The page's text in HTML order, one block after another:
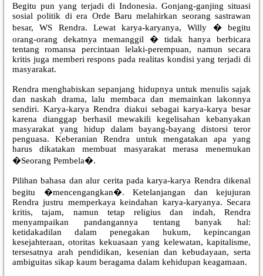
Begitu pun yang terjadi di Indonesia. Gonjang-ganjing situasi
sosial politik di era Orde Baru melahirkan seorang sastrawan
besar, WS Rendra. Lewat karya-karyanya, Willy � begitu
orang-orang dekatnya memanggil � tidak hanya berbicara
tentang romansa percintaan lelaki-perempuan, namun secara
kritis juga memberi respons pada realitas kondisi yang terjadi di
masyarakat.
Rendra menghabiskan sepanjang hidupnya untuk menulis sajak
dan naskah drama, lalu membaca dan memainkan lakonnya
sendiri. Karya-karya Rendra diakui sebagai karya-karya besar
karena dianggap berhasil mewakili kegelisahan kebanyakan
masyarakat yang hidup dalam bayang-bayang distorsi teror
penguasa. Keberanian Rendra untuk mengatakan apa yang
harus dikatakan membuat masyarakat merasa menemukan
�Seorang Pembela�.
Pilihan bahasa dan alur cerita pada karya-karya Rendra dikenal
begitu �mencengangkan�. Ketelanjangan dan kejujuran
Rendra justru memperkaya keindahan karya-karyanya. Secara
kritis, tajam, namun tetap religius dan indah, Rendra
menyampaikan pandangannya tentang banyak hal:
ketidakadilan dalam penegakan hukum, kepincangan
kesejahteraan, otoritas kekuasaan yang kelewatan, kapitalisme,
tersesatnya arah pendidikan, kesenian dan kebudayaan, serta
ambiguitas sikap kaum beragama dalam kehidupan keagamaan.